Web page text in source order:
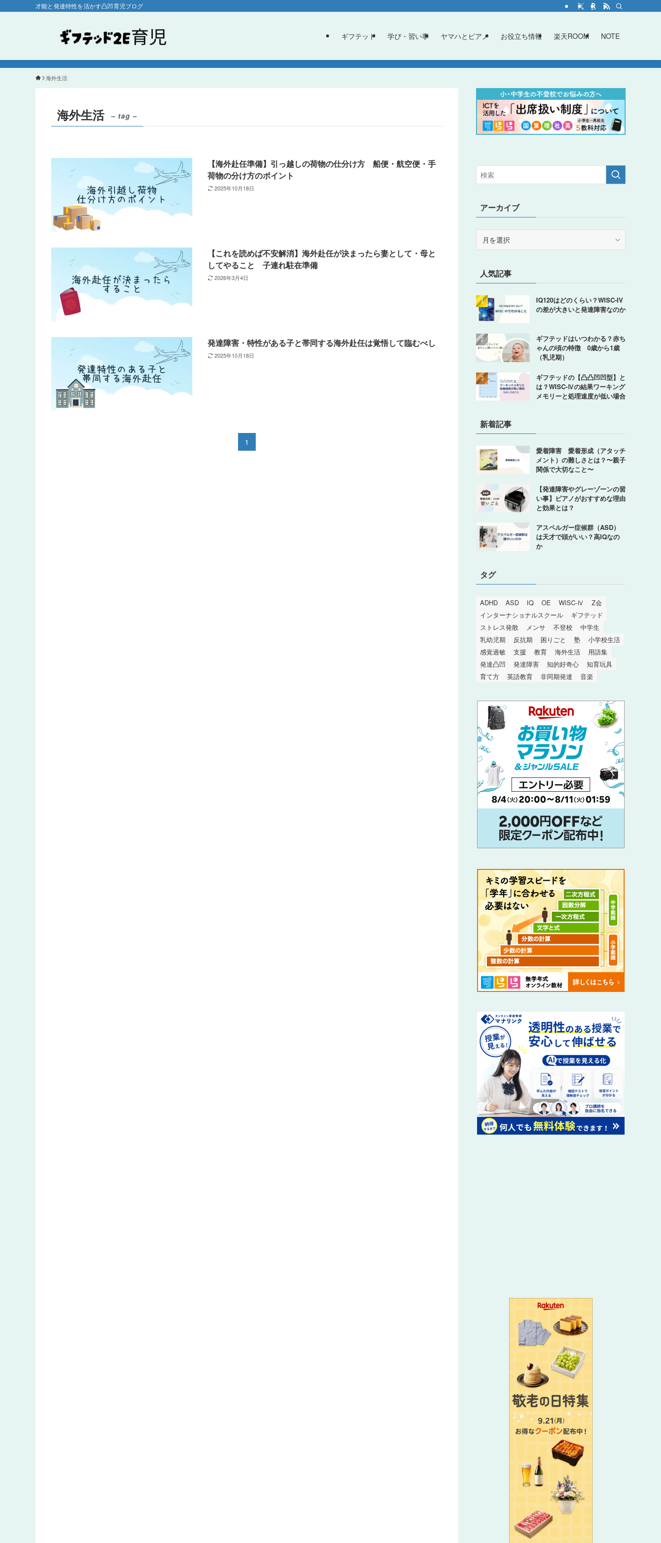
才能と発達特性を活かす凸凹育児ブログ
ギフテッド 学び・習い事 ヤマハとピアノ お役立ち情報 楽天ROOM NOTE
海外生活
海外生活 – tag –
【海外赴任準備】引っ越しの荷物の仕分け方 船便・航空便・手
荷物の分け方のポイント
2025年10月18日
【これを読めば不安解消】海外赴任が決まったら妻として・母と
してやること 子連れ駐在準備
2026年3月4日
発達障害・特性がある子と帯同する海外赴任は覚悟して臨むべし
2025年10月18日
1
アーカイブ
ブ人気記事
IQ120はどのくらい？WISC-IV
の差が大きいと発達障害なのか
ギフテッドはいつわかる？赤ち
ゃんの頃の特徴 0歳から1歳
（乳児期）
ギフテッドの【凸凸凹凹型】と
は？WISC-Ⅳの結果ワーキング
メモリーと処理速度が低い場合
新着記事
愛着障害 愛着形成（アタッチ
メント）の難しさとは？〜親子
関係で大切なこと〜
【発達障害やグレーゾーンの習
い事】ピアノがおすすめな理由
と効果とは？
アスペルガー症候群（ASD）
は天才で頭がいい？高IQなの
か
タグ
ADHD ASD IQ OE WISC-Ⅳ
Z会
インターナショナルスクール
ギフテッド
ストレス発散
メンサ 不登校
中学生
乳幼児期
反抗期 困りごと 塾
小学校生活
感覚過敏
支援 教育 海外生活
用語集
発達凸凹
発達障害 知的好奇心
知育玩具
育て方
英語教育 非同期発達 音楽